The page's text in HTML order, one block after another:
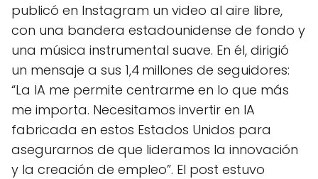
publicó en Instagram un video al aire libre,
con una bandera estadounidense de fondo y
una música instrumental suave. En él, dirigió
un mensaje a sus 1,4 millones de seguidores:
“La IA me permite centrarme en lo que más
me importa. Necesitamos invertir en IA
fabricada en estos Estados Unidos para
asegurarnos de que lideramos la innovación
y la creación de empleo”. El post estuvo